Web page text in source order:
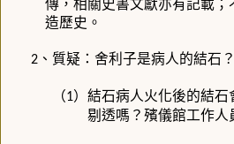
造歷史。
2 、質疑：舍利子是病人的結石
（1）結石病人火化後的結
剔透嗎？殯儀館工作人